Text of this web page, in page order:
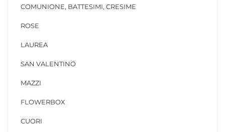
COMUNIONE, BATTESIMI, CRESIME
ROSE
LAUREA
SAN VALENTINO
MAZZI
FLOWERBOX
CUORI